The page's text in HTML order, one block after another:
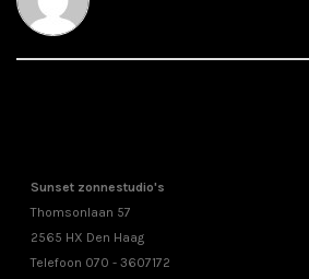
Sunset zonnestudio's
Thomsonlaan 57
2565 HX Den Haag
Telefoon 070 - 3607172